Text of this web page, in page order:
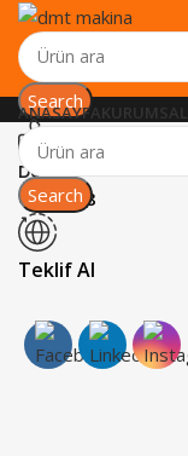
Search
Destek
444 8 368
Teklif Al
ANASAYFAKURUMSAL
Search